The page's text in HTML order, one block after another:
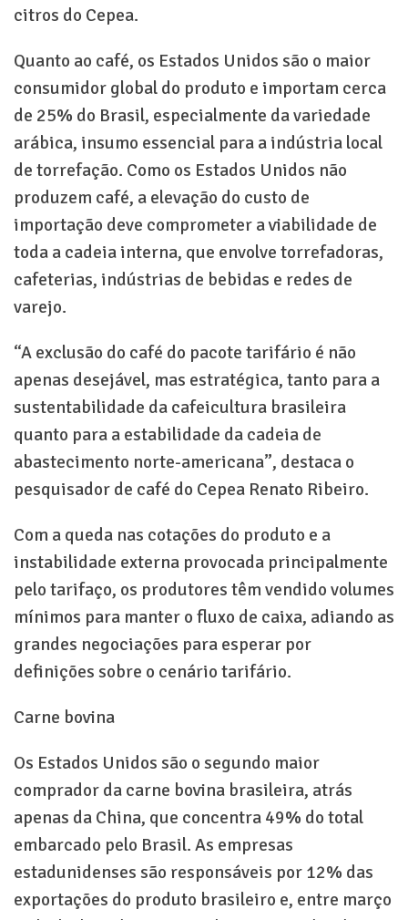
citros do Cepea.
Quanto ao café, os Estados Unidos são o maior
consumidor global do produto e importam cerca
de 25% do Brasil, especialmente da variedade
arábica, insumo essencial para a indústria local
de torrefação. Como os Estados Unidos não
produzem café, a elevação do custo de
importação deve comprometer a viabilidade de
toda a cadeia interna, que envolve torrefadoras,
cafeterias, indústrias de bebidas e redes de
varejo.
“A exclusão do café do pacote tarifário é não
apenas desejável, mas estratégica, tanto para a
sustentabilidade da cafeicultura brasileira
quanto para a estabilidade da cadeia de
abastecimento norte-americana”, destaca o
pesquisador de café do Cepea Renato Ribeiro.
Com a queda nas cotações do produto e a
instabilidade externa provocada principalmente
pelo tarifaço, os produtores têm vendido volumes
mínimos para manter o fluxo de caixa, adiando as
grandes negociações para esperar por
definições sobre o cenário tarifário.
Carne bovina
Os Estados Unidos são o segundo maior
comprador da carne bovina brasileira, atrás
apenas da China, que concentra 49% do total
embarcado pelo Brasil. As empresas
estadunidenses são responsáveis por 12% das
exportações do produto brasileiro e, entre março